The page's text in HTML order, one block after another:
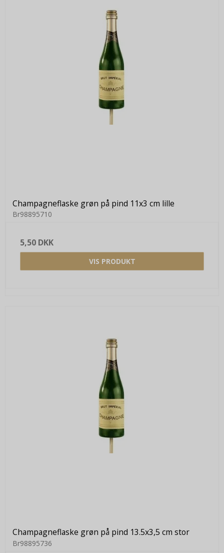
Champagneflaske grøn på pind 11x3 cm lille
Br98895710
5,50 DKK
VIS PRODUKT
Champagneflaske grøn på pind 13.5x3,5 cm stor
Br98895736